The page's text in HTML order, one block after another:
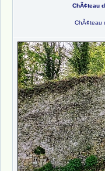
ChÃ¢teau
ChÃ¢teau